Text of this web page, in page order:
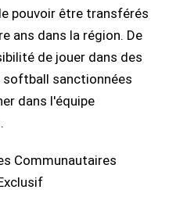
pouvoir être transférés
ans dans la région. De
de jouer dans des
softball sanctionnées
dans l'équipe